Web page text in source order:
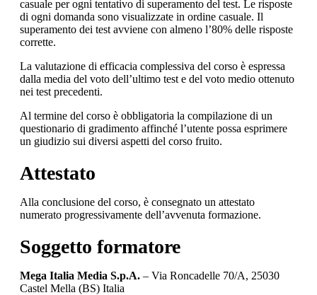
casuale per ogni tentativo di superamento del test. Le risposte
di ogni domanda sono visualizzate in ordine casuale. Il
superamento dei test avviene con almeno l’80% delle risposte
corrette.
La valutazione di efficacia complessiva del corso è espressa
dalla media del voto dell’ultimo test e del voto medio ottenuto
nei test precedenti.
Al termine del corso è obbligatoria la compilazione di un
questionario di gradimento affinché l’utente possa esprimere
un giudizio sui diversi aspetti del corso fruito.
Attestato
Alla conclusione del corso, è consegnato un attestato
numerato progressivamente dell’avvenuta formazione.
Soggetto formatore
Mega Italia Media S.p.A. – Via Roncadelle 70/A, 25030
Castel Mella (BS) Italia